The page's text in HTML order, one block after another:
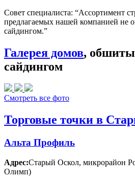
Совет специалиста: “Ассортимент
предлагаемых нашей компанией не
сайдингом.”
Галерея домов,
сайдингом
Смотреть все фото
Торговые точки в
Альта Профиль
Адрес:Старый Оскол, микрорайон
Олимп)